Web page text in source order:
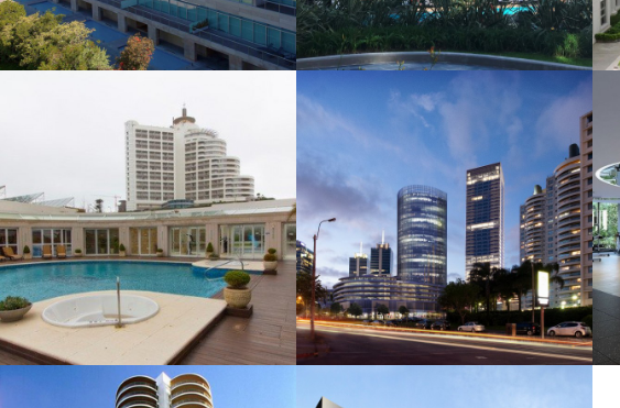
MILLENIUM
TOWER
+
PLATINUM /
ARCO
+